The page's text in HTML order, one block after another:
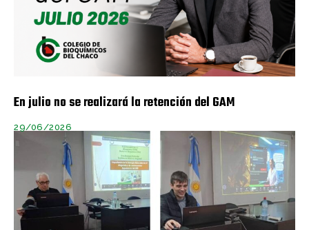
En julio no se realizará la retención del GAM
29/06/2026